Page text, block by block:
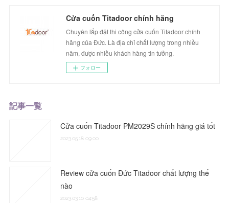
Cửa cuốn Titadoor chính hãng
Chuyên lắp đặt thi công cửa cuốn Titadoor chính
hãng của Đức. Là địa chỉ chất lượng trong nhiều
năm, được nhiều khách hàng tin tưởng.
フォロー
記事一覧
Cửa cuốn Titadoor PM2029S chính hãng giá tốt
2023.05.18 09:00
Review cửa cuốn Đức Titadoor chất lượng thế
nào
2023.03.10 04:58